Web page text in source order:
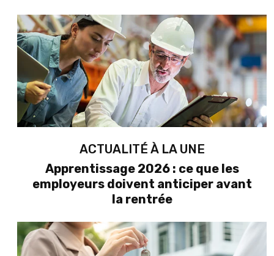
ACTUALITÉ À LA UNE
Apprentissage 2026 : ce que les
employeurs doivent anticiper avant
la rentrée